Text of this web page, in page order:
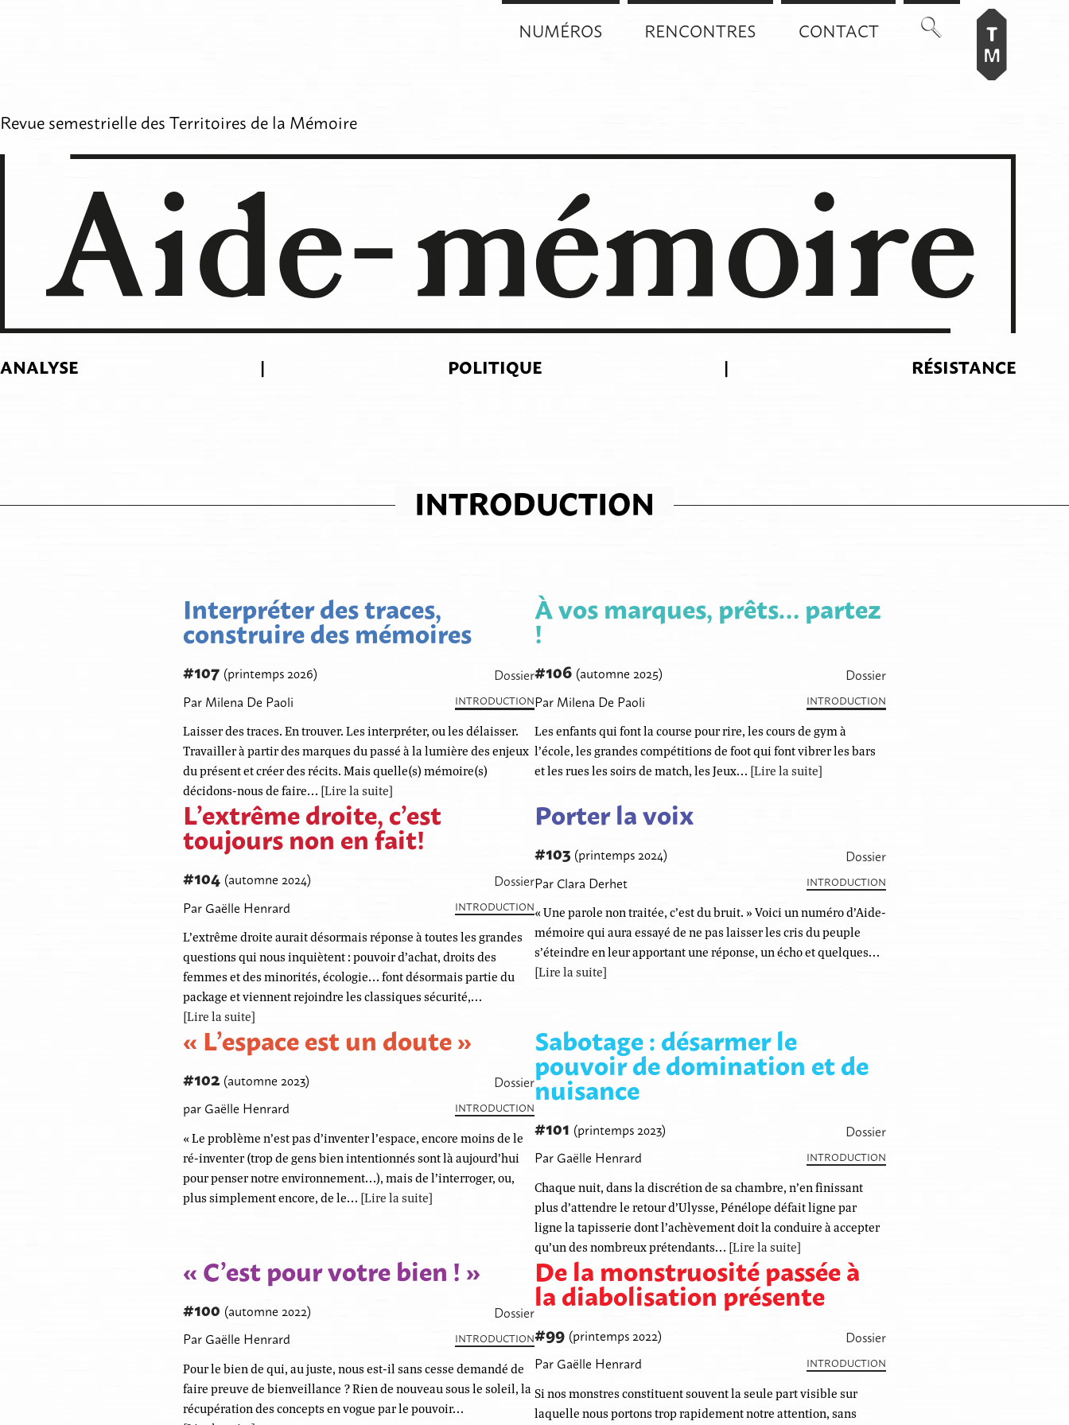
NUMÉROS RENCONTRES CONTACT
Revue semestrielle desTerritoires de la Mémoire
ANALYSE | POLITIQUE | RÉSISTANCE
INTRODUCTION
Interpréter des traces,
construire des mémoires
#107 (printemps 2026)
Dossier
Par Milena De Paoli
INTRODUCTION
Laisser des traces. En trouver. Les interpréter, ou les délaisser.
Travailler à partir des marques du passé à la lumière des enjeux
du présent et créer des récits. Mais quelle(s) mémoire(s)
décidons-nous de faire… [Lire la suite]
À vos marques, prêts… partez
!
#106 (automne 2025)
Dossier
Par Milena De Paoli
INTRODUCTION
Les enfants qui font la course pour rire, les cours de gym à
l’école, les grandes compétitions de foot qui font vibrer les bars
et les rues les soirs de match, les Jeux… [Lire la suite]
L’extrême droite, c’est
toujours non en fait!
#104 (automne 2024)
Dossier
Par Gaëlle Henrard
INTRODUCTION
L’extrême droite aurait désormais réponse à toutes les grandes
questions qui nous inquiètent : pouvoir d’achat, droits des
femmes et des minorités, écologie… font désormais partie du
package et viennent rejoindre les classiques sécurité,…
[Lire la suite]
Porter la voix
#103 (printemps 2024)
Dossier
Par Clara Derhet
INTRODUCTION
« Une parole non traitée, c’est du bruit. » Voici un numéro ­d’Aide-
mémoire qui aura essayé de ne pas laisser les cris du peuple
s’éteindre en leur apportant une réponse, un écho et quelques…
[Lire la suite]
« L’espace est un doute »
#102 (automne 2023)
Dossier
par Gaëlle Henrard
INTRODUCTION
« Le problème n’est pas d’inventer l’espace, encore moins de le
ré-inventer (trop de gens bien intentionnés sont là aujourd’hui
pour penser notre environnement…), mais de l’interroger, ou,
plus simplement encore, de le… [Lire la suite]
Sabotage : désarmer le
pouvoir de domination et de
nuisance
#101 (printemps 2023)
Dossier
Par Gaëlle Henrard
INTRODUCTION
Chaque nuit, dans la discrétion de sa chambre, n’en finissant
plus d’attendre le retour d’Ulysse, Pénélope défait ligne par
ligne la tapisserie dont l’achèvement doit la conduire à accepter
qu’un des nombreux prétendants… [Lire la suite]
« C’est pour votre bien ! »
#100 (automne 2022)
Dossier
Par Gaëlle Henrard
INTRODUCTION
Pour le bien de qui, au juste, nous est-il sans cesse demandé de
faire preuve de bienveillance ? Rien de nouveau sous le soleil, la
récupération des concepts en vogue par le pouvoir…
De la monstruosité passée à
la diabolisation présente
#99 (printemps 2022)
Dossier
Par Gaëlle Henrard
INTRODUCTION
Si nos monstres constituent souvent la seule part visible sur
laquelle nous portons trop rapidement notre attention, sans